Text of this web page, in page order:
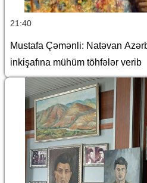
21:40
Mustafa Çəmənli: Natəvan
inkişafına mühüm töhfələr verib